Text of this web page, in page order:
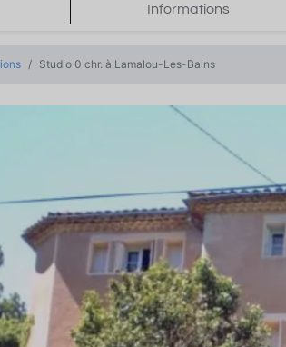
Informations
Studio 0 chr. à Lamalou-Les-Bains